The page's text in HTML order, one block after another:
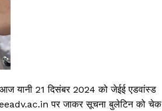
यानी 21 दिसंबर 2024 को जेईई एडवांस्ड
jeeadv.ac.in पर जाकर सूचना बुलेटिन को चेक